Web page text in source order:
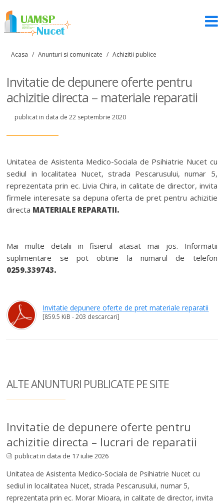
Acasa / Anunturi si comunicate / Achizitii publice
Invitatie de depunere oferte pentru
achizitie directa – materiale reparatii
publicat in data de 22 septembrie 2020
Unitatea de Asistenta Medico-Sociala de Psihiatrie Nucet cu
sediul in localitatea Nucet, strada Pescarusului, numar 5,
reprezentata prin ec. Livia Chira, in calitate de director, invita
firmele interesate sa depuna oferta de pret pentru achizitie
directa MATERIALE REPARATII.
Mai multe detalii in fisierul atasat mai jos. Informatii
suplimentare se pot obtine la numarul de telefon
0259.339743.
Invitatie depunere oferte de pret materiale reparatii
[859.5 KiB - 203 descarcari]
ALTE ANUNTURI PUBLICATE PE SITE
Invitatie de depunere oferte pentru
achizitie directa – lucrari de reparatii
publicat in data de 17 iulie 2026
Unitatea de Asistenta Medico-Sociala de Psihiatrie Nucet cu
sediul in localitatea Nucet, strada Pescarusului, numar 5,
reprezentata prin ec. Morar Mioara, in calitate de director, invita